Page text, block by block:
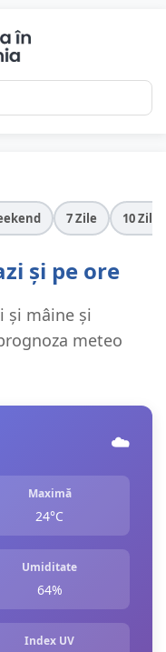
7 Zile 10 Zile
și pe ore
și mâine și
meteo
☁️
Maximă
24°C
Umiditate
64%
Index UV